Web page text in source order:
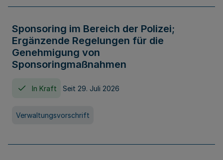
Sponsoring im Bereich der Polizei;
Ergänzende Regelungen für die
Genehmigung von
Sponsoringmaßnahmen
In Kraft Seit 29. Juli 2026
Verwaltungsvorschrift